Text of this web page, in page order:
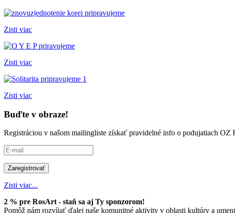
Zisti viac
Zisti viac
Zisti viac
Buďte v obraze!
Registráciou v našom mailingliste získať pravidelné info o podujatiach
Zisti viac...
2 % pre RosArt - staň sa aj Ty sponzorom!
Pomôž nám rozvíjať ďalej naše komunitné aktivity v oblasti kultúry a